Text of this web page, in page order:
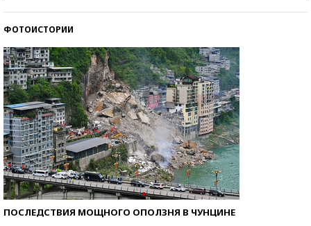
ФОТОИСТОРИИ
ПОСЛЕДСТВИЯ МОЩНОГО ОПОЛЗНЯ В ЧУНЦИНЕ